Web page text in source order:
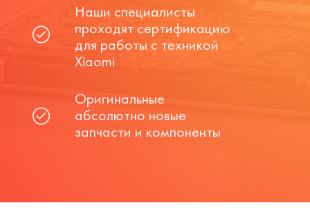
Наши специалисты
проходят сертификацию
для работы с техникой
Xiaomi
Оригинальные
абсолютно новые
запчасти и компоненты